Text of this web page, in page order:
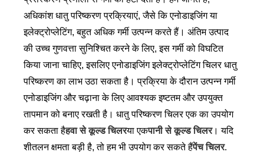
अधिकांश धातु परिष्करण प्रक्रियाएं, जैसे कि एनोडाइजिंग या
इलेक्ट्रोप्लेटिंग, बहुत अधिक गर्मी उत्पन्न करते हैं। अंतिम उत्पाद
की उच्च गुणवत्ता सुनिश्चित करने के लिए, इस गर्मी को विघटित
किया जाना चाहिए, इसलिए एनोडाइजिंग इलेक्ट्रोप्लेटिंग चिलर धातु
परिष्करण का लाभ उठा सकता है। प्रक्रिया के दौरान उत्पन्न गर्मी
एनोडाइजिंग और चढ़ाना के लिए आवश्यक इष्टतम और उपयुक्त
तापमान को बनाए रखती है। धातु परिष्करण चिलर एक का उपयोग
कर सकता हैहवा से कूल्ड चिलरया एकपानी से कूल्ड चिलर। यदि
शीतलन क्षमता बड़ी है, तो हम भी उपयोग कर सकते हैंपेंच चिलर.